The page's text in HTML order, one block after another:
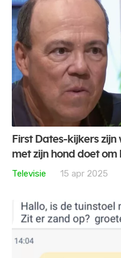
First Dates-kijkers
met zijn hond doet
Televisie
15 apr 2025